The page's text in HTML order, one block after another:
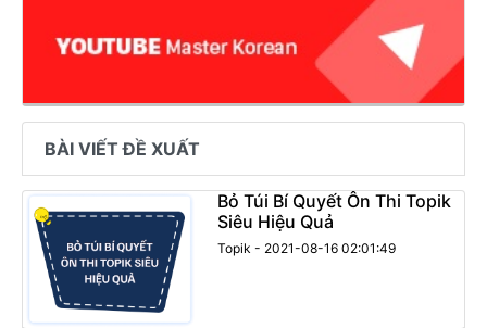
BÀI VIẾT ĐỀ XUẤT
Bỏ Túi Bí Quyết Ôn Thi Topik
Siêu Hiệu Quả
Topik - 2021-08-16 02:01:49